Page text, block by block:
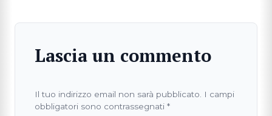
Lascia un commento
Il tuo indirizzo email non sarà pubblicato. I campi
obbligatori sono contrassegnati *